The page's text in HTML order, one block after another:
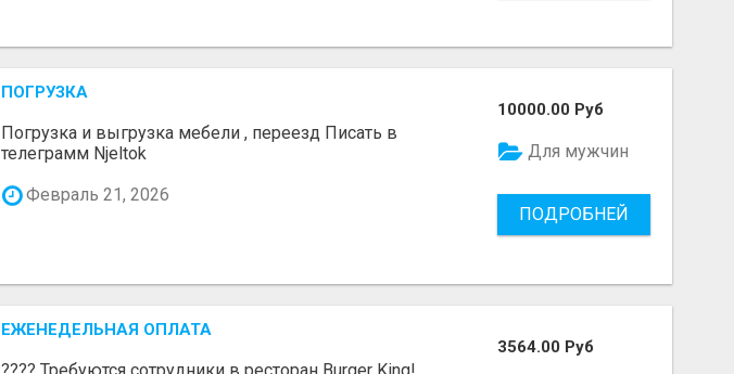
ПОГРУЗКА
Погрузка и выгрузка мебели , переезд Писать в
телеграмм Njeltok
Февраль 21, 2026
10000.00 Руб
Для мужчин
ПОДРОБНЕЙ
ЕЖЕНЕДЕЛЬНАЯ ОПЛАТА
3564.00 Руб